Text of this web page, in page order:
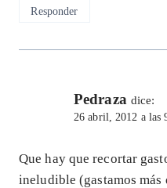
Responder
Pedraza dice:
26 abril, 2012 a las
Que hay que recortar
ineludible (gastamos más